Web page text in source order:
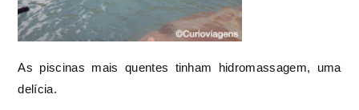
As piscinas mais quentes tinham hidromassagem, uma
delícia.